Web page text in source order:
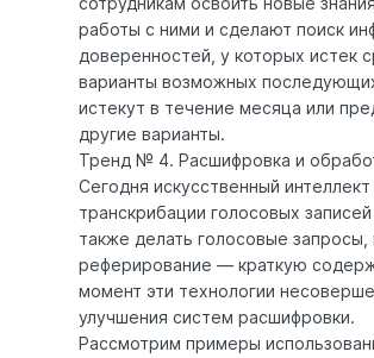
работы с ними и сделают поиск
доверенностей, у которых истек
варианты возможных
истекут в течение месяца или
другие варианты.
Тренд № 4. Расшифровка и
Сегодня искусственный
транскрибации голосовых
также делать голосовые
реферирование — краткую
момент эти технологии
улучшения систем расшифровки.
Рассмотрим примеры